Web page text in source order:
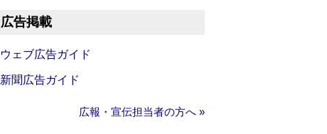
広告掲載
ウェブ広告ガイド
新聞広告ガイド
広報・宣伝担当者の方へ »